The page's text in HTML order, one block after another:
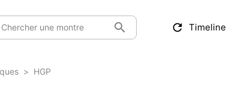
Chercher une montre Timeline
> HGP